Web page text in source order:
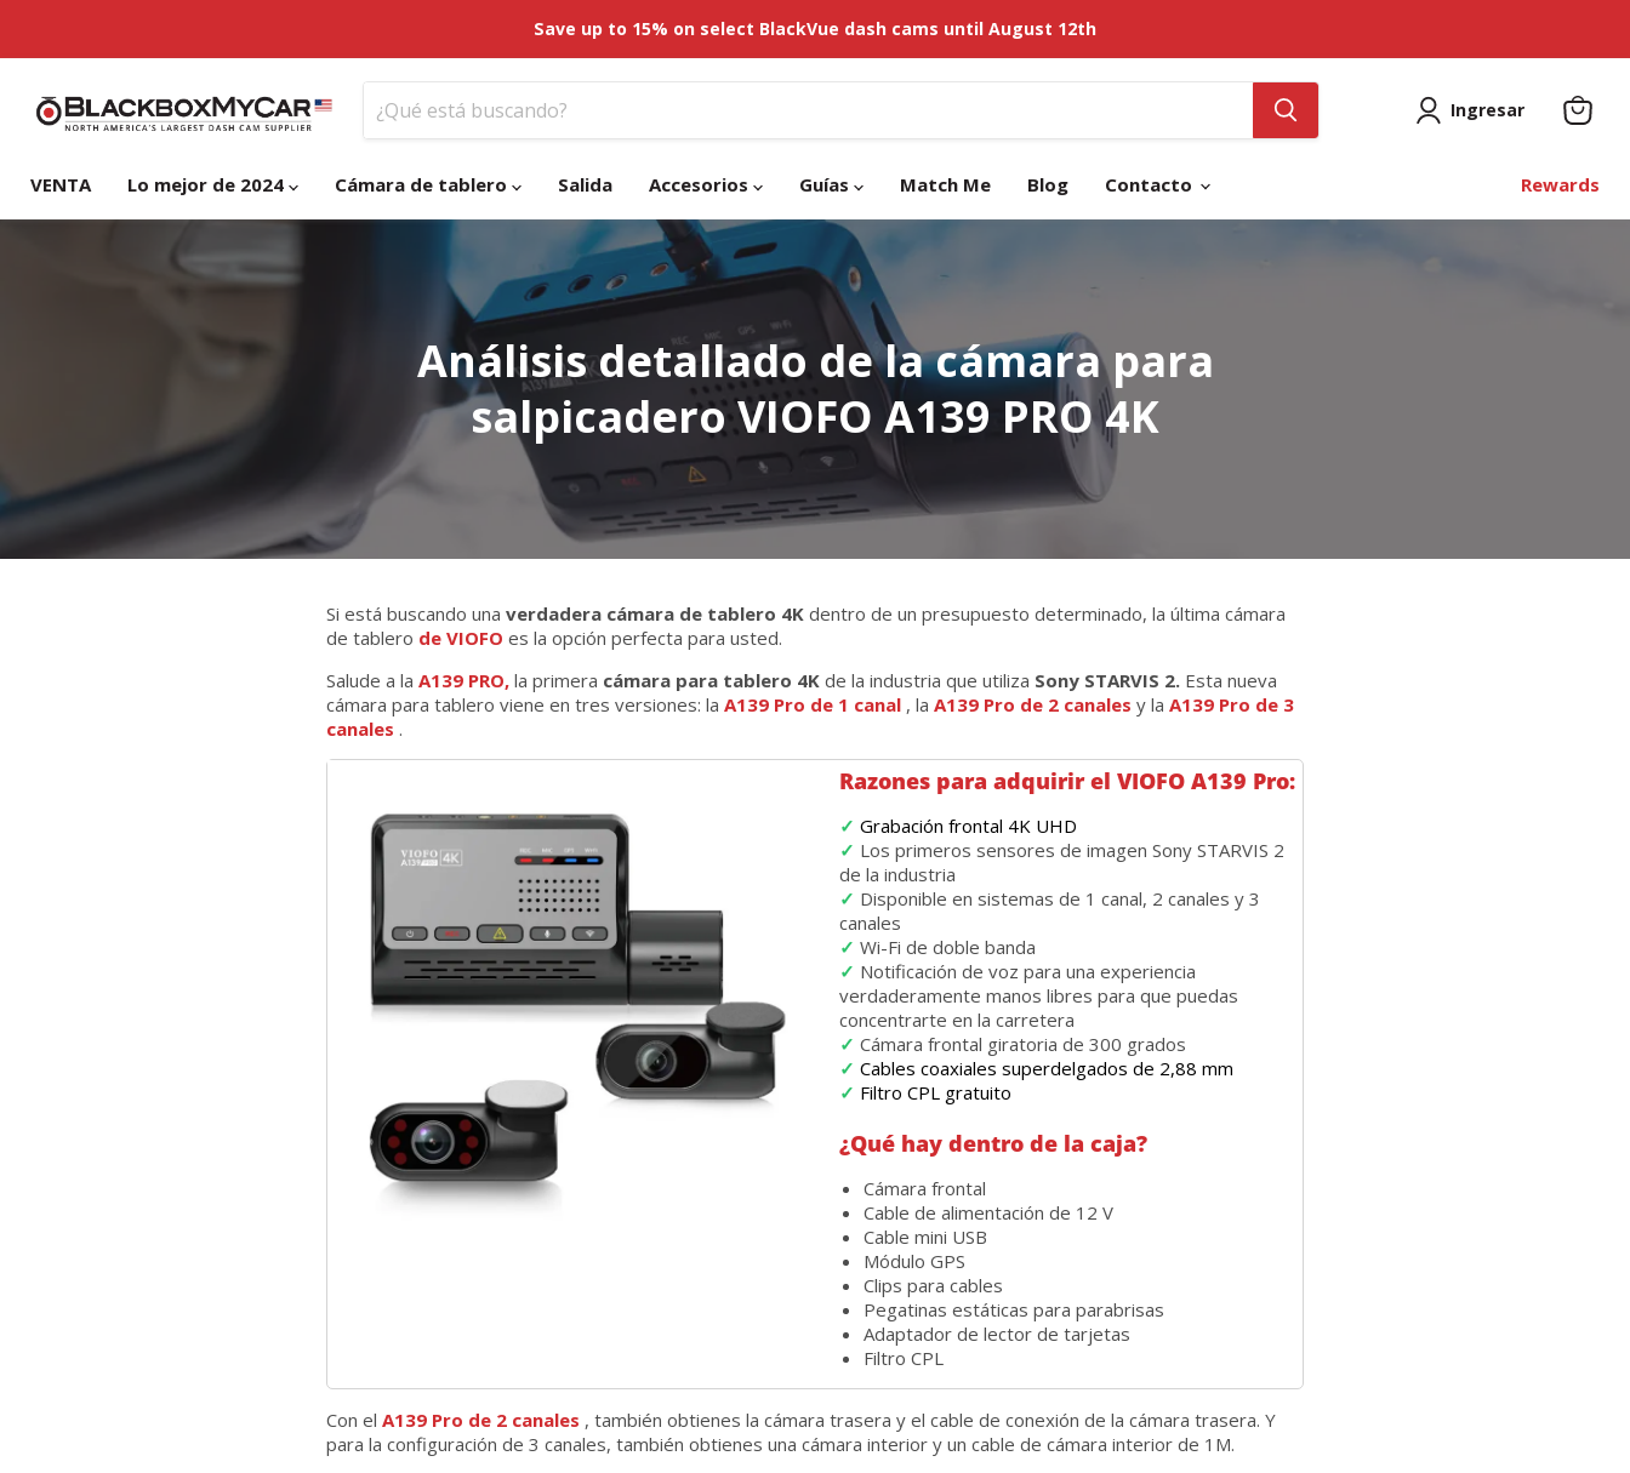
Save up to 15% on select BlackVue dash cams until August 12th
Ingresar
VENTA
Lo mejor de 2024 Cámara de tablero Salida Accesorios Guías Match Me Blog Contacto Rewards
Análisis detallado de la cámara para
salpicadero VIOFO A139 PRO 4K
Si está buscando una verdadera cámara de tablero 4Kdentro de un presupuesto determinado, la última cámara
de tablero de VIOFO es la opción perfecta para usted.
Salude a la A139 PRO,la primera cámara para tablero 4Kde la industria que utiliza Sony STARVIS 2.Esta nueva
cámara para tablero viene en tres versiones: la A139 Pro de 1 canal, la A139 Pro de 2 canales y la A139 Pro de 3
canales .
Razones para adquirir el VIOFO A139 Pro:
✓ Grabación frontal 4K UHD
✓ Los primeros sensores de imagen Sony STARVIS 2
de la industria
✓ Disponible en sistemas de 1 canal, 2 canales y 3
canales
✓ Wi-Fi de doble banda
✓ Notificación de voz para una experiencia
verdaderamente manos libres para que puedas
concentrarte en la carretera
✓ Cámara frontal giratoria de 300 grados
✓ Cables coaxiales superdelgados de 2,88 mm
✓ Filtro CPL gratuito
¿Qué hay dentro de la caja?
Cámara frontal
Cable de alimentación de 12 V
Cable mini USB
Módulo GPS
Clips para cables
Pegatinas estáticas para parabrisas
Adaptador de lector de tarjetas
Filtro CPL
Con el A139 Pro de 2 canales , también obtienes la cámara trasera y el cable de conexión de la cámara trasera. Y
para la configuración de 3 canales, también obtienes una cámara interior y un cable de cámara interior de 1M.